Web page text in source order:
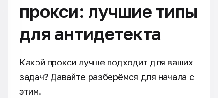
прокси: лучшие типы
для антидетекта
Какой прокси лучше подходит для ваших
задач? Давайте разберёмся для начала с
этим.